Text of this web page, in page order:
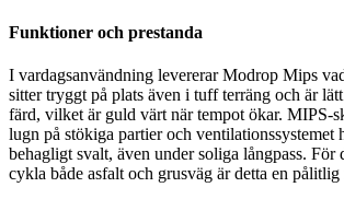
Funktioner och prestanda
I vardagsanvändning levererar Modrop Mips
sitter tryggt på plats även i tuff terräng och är
färd, vilket är guld värt när tempot ökar. MIPS-
lugn på stökiga partier och ventilationssystemet
behagligt svalt, även under soliga långpass. För
cykla både asfalt och grusväg är detta en pålitlig